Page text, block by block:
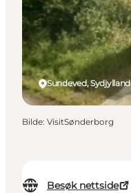
Besøk nettside
Sundeved, Sydjylland
Bilde: VisitSønderborg